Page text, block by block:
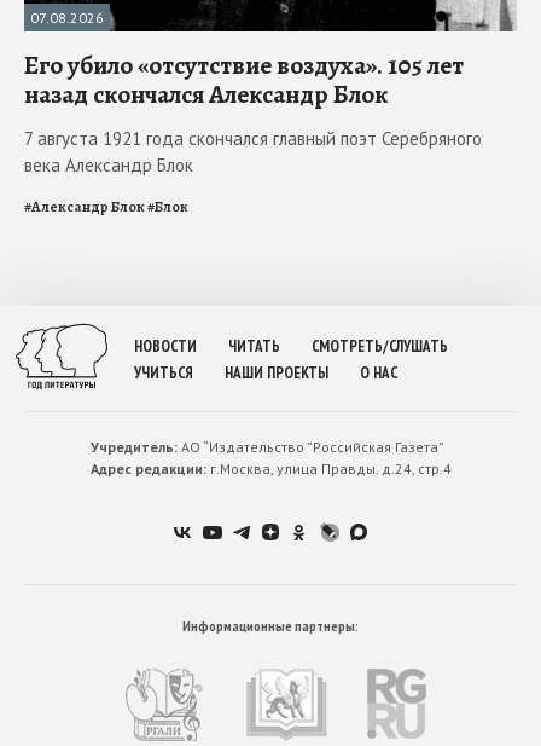
07.08.2026
Его убило «отсутствие воздуха». 105 лет
назад скончался Александр Блок
7 августа 1921 года скончался главный поэт Серебряного
века Александр Блок
#Александр Блок#Блок
НОВОСТИ ЧИТАТЬ
СМОТРЕТЬ/СЛУШАТЬ
УЧИТЬСЯ
НАШИ ПРОЕКТЫ О НАС
Учредитель:АО “Издательство ”Российская Газета”
Адрес редакции:г.Москва, улица Правды. д.24, стр.4
Информационные партнеры: